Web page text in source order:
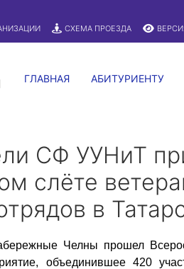
СХЕМА ПРОЕЗДА
ГЛАВНАЯ АБИТУРИЕНТУ
СФ УУНиТ
слёте
в
Челны прошел
объединившее 420